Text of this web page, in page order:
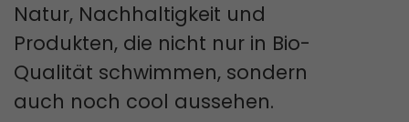
Natur, Nachhaltigkeit und
Produkten, die nicht nur in Bio-
Qualität schwimmen, sondern
auch noch cool aussehen.